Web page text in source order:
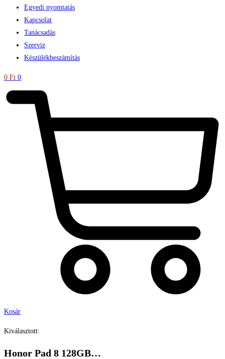
Egyedi nyomtatás
Kapcsolat
Tanácsadás
Szerviz
Készülékbeszámítás
0 Ft 0
Kosár
Kiválasztott:
Honor Pad 8 128GB…